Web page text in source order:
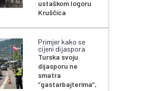
ustaškom logoru
Kruščica
Primjer kako se
cijeni dijaspora
Turska svoju
dijasporu ne
smatra
“gastarbajterima”,